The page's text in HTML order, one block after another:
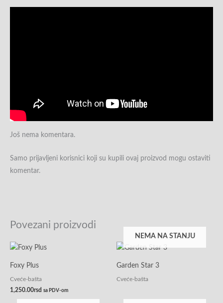
Još nema komentara.
Samo prijavljeni korisnici koji su kupili ovaj proizvod mogu ostaviti
komentar.
Povezani proizvodi
Foxy Plus
Cveće-bašta
1,250.00rsd sa PDV-om
NEMA NA STANJU
Garden Star 3
Cveće-bašta